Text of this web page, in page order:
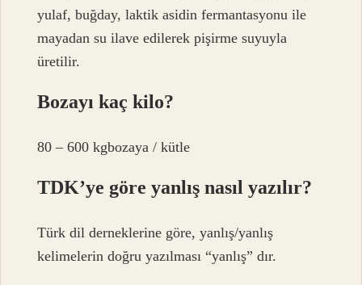
yulaf, buğday, laktik asidin fermantasyonu ile
mayadan su ilave edilerek pişirme suyuyla
üretilir.
Bozayı kaç kilo?
80 – 600 kgbozaya / kütle
TDK’ye göre yanlış nasıl yazılır?
Türk dil derneklerine göre, yanlış/yanlış
kelimelerin doğru yazılması “yanlış” dır.